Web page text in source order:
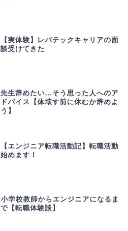
【実体験】レバテックキャリアの面
談受けてきた
先生辞めたい…そう思った人へのア
ドバイス【体壊す前に休むか辞めよ
う】
【エンジニア転職活動記】転職活動
始めます！
小学校教師からエンジニアになるま
で【転職体験談】